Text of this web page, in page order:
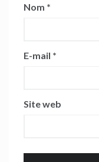
Nom *
E-mail *
Site web